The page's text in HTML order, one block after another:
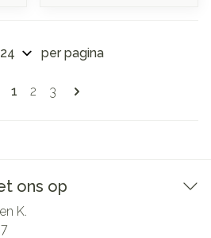
Pagina's
U lees momenteel pagina
1 Pagina
2 Pagina
3
per pagina
ons op
K.